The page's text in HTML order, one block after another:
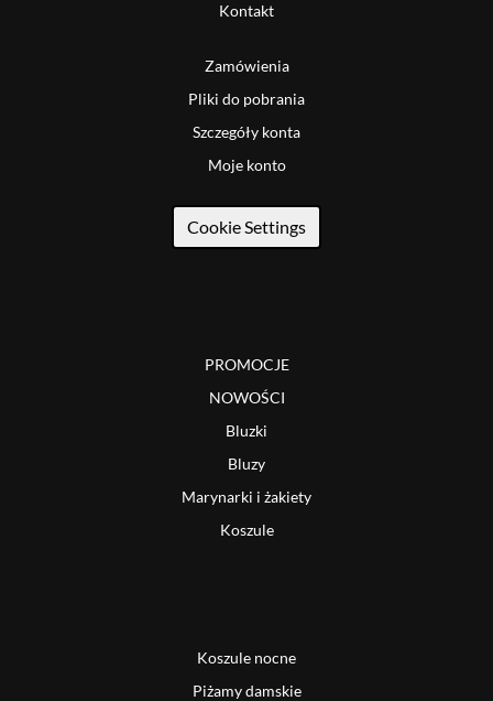
Kontakt
Zamówienia
Pliki do pobrania
Szczegóły konta
Moje konto
Cookie Settings
PROMOCJE
NOWOŚCI
Bluzki
Bluzy
Marynarki i żakiety
Koszule
Koszule nocne
Piżamy damskie